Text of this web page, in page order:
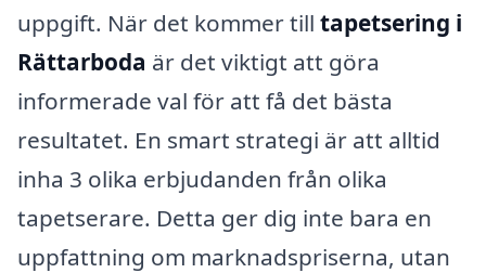
uppgift. När det kommer till tapetsering i
Rättarboda är det viktigt att göra
informerade val för att få det bästa
resultatet. En smart strategi är att alltid
inha 3 olika erbjudanden från olika
tapetserare. Detta ger dig inte bara en
uppfattning om marknadspriserna, utan